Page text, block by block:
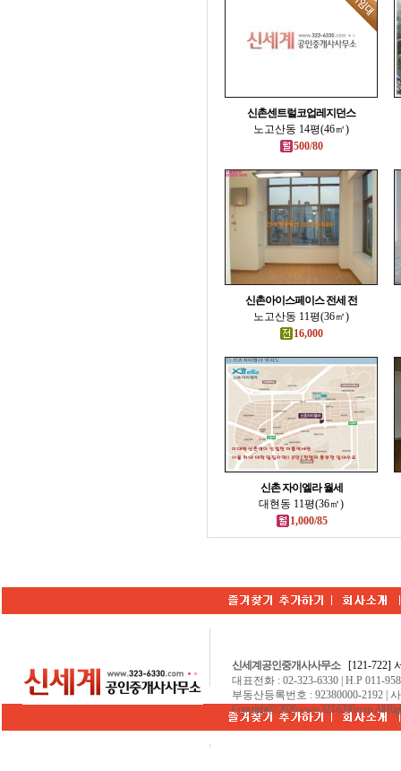
신촌센트럴코업레지던스
노고산동 14평(46㎡)
500/80
신촌아이스페이스 전세 전
노고산동 11평(36㎡)
16,000
신촌 자이엘라 월세
대현동 11평(36㎡)
1,000/85
신세계공인중개사사무소[121-722]
대표전화 : 02-323-6330 | H.P 011-
부동산등록번호 : 92380000-2192 |
Copyrightⓒ 2026 www.323-6330.com. All